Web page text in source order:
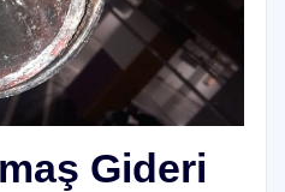
Gideri